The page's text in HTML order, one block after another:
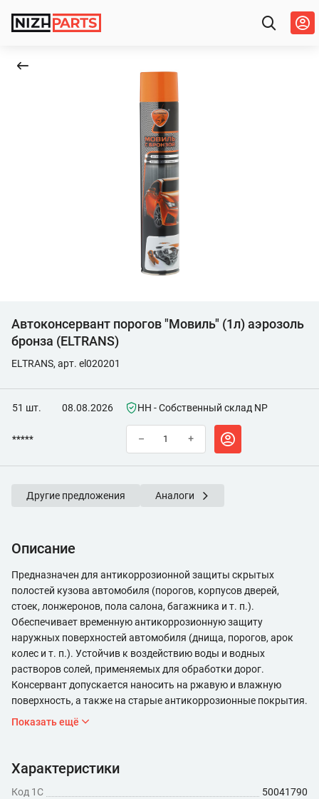
Автоконсервант порогов "Мовиль" (1л) аэрозоль
бронза (ELTRANS)
ELTRANS, арт. el020201
51 шт. 08.08.2026 НН - Собственный склад NP
***** – +
Другие предложения Аналоги
Описание
Предназначен для антикоррозионной защиты скрытых
полостей кузова автомобиля (порогов, корпусов дверей,
стоек, лонжеронов, пола салона, багажника и т. п.).
Обеспечивает временную антикоррозионную защиту
наружных поверхностей автомобиля (днища, порогов, арок
колес и т. п.). Устойчив к воздействию воды и водных
растворов солей, применяемых для обработки дорог.
Консервант допускается наносить на ржавую и влажную
поверхность, а также на старые антикоррозионные покрытия.
Показать ещё
Характеристики
Код 1С
50041790